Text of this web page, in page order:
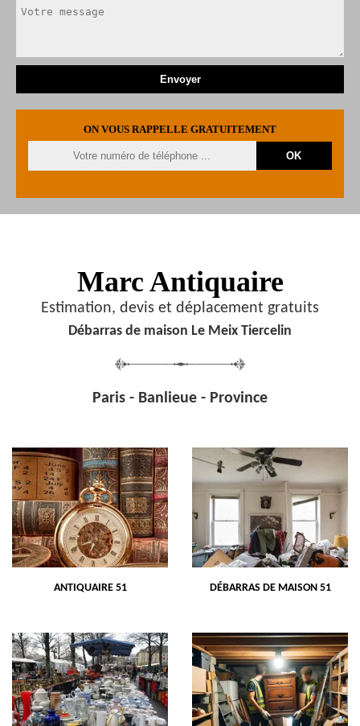
ON VOUS RAPPELLE GRATUITEMENT
Marc Antiquaire
Estimation, devis et déplacement gratuits
Débarras de maison Le Meix Tiercelin
Paris - Banlieue - Province
ANTIQUAIRE 51 DÉBARRAS DE MAISON 51